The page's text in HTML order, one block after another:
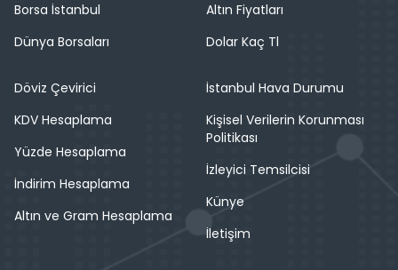
Borsa İstanbul
Dünya Borsaları
Altın Fiyatları
Dolar Kaç Tl
Döviz Çevirici
KDV Hesaplama
Yüzde Hesaplama
İndirim Hesaplama
Altın ve Gram Hesaplama
İstanbul Hava Durumu
Kişisel Verilerin Korunması
Politikası
İzleyici Temsilcisi
Künye
İletişim